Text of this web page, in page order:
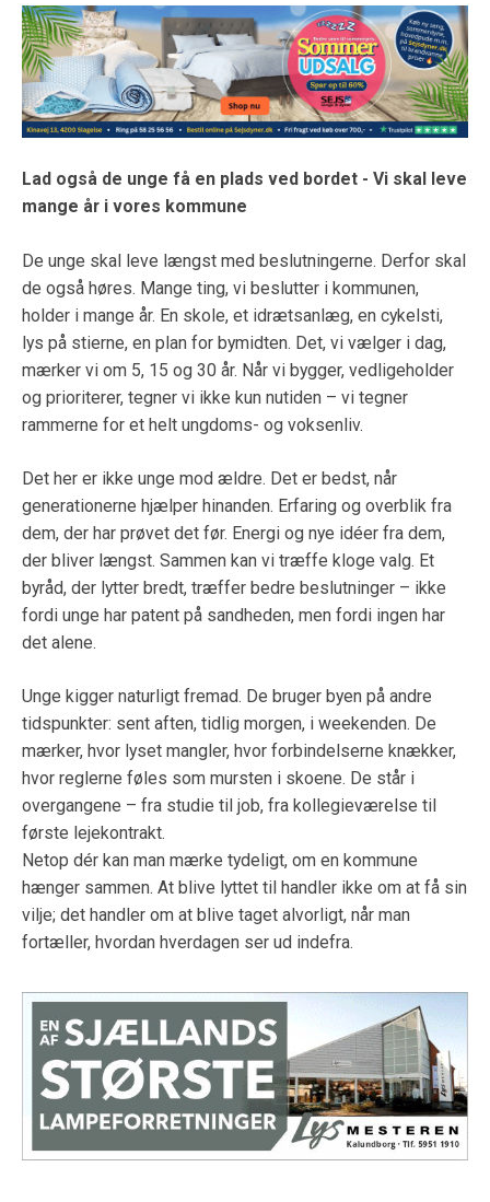
Lad også de unge få en plads ved bordet - Vi skal leve
mange år i vores kommune
De unge skal leve længst med beslutningerne. Derfor skal
de også høres. Mange ting, vi beslutter i kommunen,
holder i mange år. En skole, et idrætsanlæg, en cykelsti,
lys på stierne, en plan for bymidten. Det, vi vælger i dag,
mærker vi om 5, 15 og 30 år. Når vi bygger, vedligeholder
og prioriterer, tegner vi ikke kun nutiden – vi tegner
rammerne for et helt ungdoms- og voksenliv.
Det her er ikke unge mod ældre. Det er bedst, når
generationerne hjælper hinanden. Erfaring og overblik fra
dem, der har prøvet det før. Energi og nye idéer fra dem,
der bliver længst. Sammen kan vi træffe kloge valg. Et
byråd, der lytter bredt, træffer bedre beslutninger – ikke
fordi unge har patent på sandheden, men fordi ingen har
det alene.
Unge kigger naturligt fremad. De bruger byen på andre
tidspunkter: sent aften, tidlig morgen, i weekenden. De
mærker, hvor lyset mangler, hvor forbindelserne knækker,
hvor reglerne føles som mursten i skoene. De står i
overgangene – fra studie til job, fra kollegieværelse til
første lejekontrakt.
Netop dér kan man mærke tydeligt, om en kommune
hænger sammen. At blive lyttet til handler ikke om at få sin
vilje; det handler om at blive taget alvorligt, når man
fortæller, hvordan hverdagen ser ud indefra.